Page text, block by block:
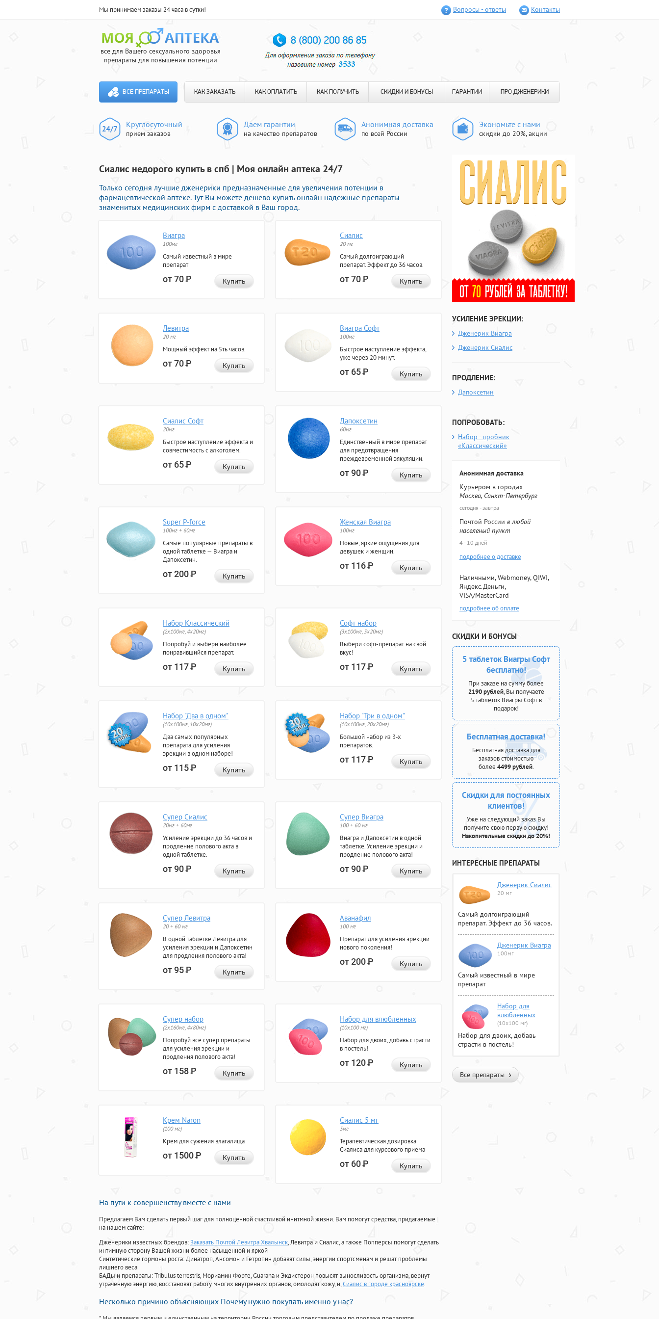
Мы принимаем заказы 24 часа в сутки! Вопросы - ответы Контакты
все для Вашего сексуального здоровья
препараты для повышения потенции
ВСЕ ПРЕПАРАТЫ КАК ЗАКАЗАТЬ КАК ОПЛАТИТЬ КАК ПОЛУЧИТЬ СКИДКИ И БОНУСЫ ГАРАНТИИ ПРО ДЖЕНЕРИКИ
Круглосуточный
прием заказов
Даем гарантии
на качество препаратов
Анонимная доставка
по всей России
Экономьте с нами
скидки до 20%, акции
Сиалис недорого купить в спб | Моя онлайн аптека 24/7
Только сегодня лучшие дженерики предназначенные для увеличения потенции в
фармацевтической аптеке. Тут Вы можете дешево купить онлайн надежные препараты
знаменитых медицинских фирм с доставкой в Ваш город.
Виагра
100мг
Самый известный в мире
препарат
от 70Р Купить
Сиалис
20 мг
Самый долгоиграющий
препарат. Эффект до 36 часов.
от 70Р Купить
Левитра
20 мг
Мощный эффект на 5ть часов.
от 70Р Купить
Виагра Софт
100мг
Быстрое наступление эффекта,
уже через 20 минут.
от 65Р Купить
Сиалис Софт
20мг
Быстрое наступление эффекта и
совместимость с алкоголем.
от 65Р Купить
Дапоксетин
60мг
Единственный в мире препарат
для предотвращения
преждевременной эякуляции.
от 90Р Купить
Super P-force
100мг + 60мг
Самые популярные препараты в
одной таблетке — Виагра и
Дапоксетин.
от 200Р Купить
Женская Виагра
100мг
Новые, яркие ощущения для
девушек и женщин.
от 116Р Купить
Набор Классический
(2x100мг, 4x20мг)
Попробуй и выбери наиболее
понравившийся препарат.
от 117Р Купить
Софт набор
(3x100мг, 3x20мг)
Выбери софт-препарат на свой
вкус!
от 117Р Купить
Набор "Два в одном"
(10x100мг, 10x20мг)
Два самых популярных
препарата для усиления
эрекции в одном наборе!
от 115Р Купить
Набор "Три в одном"
(10x100мг, 20x20мг)
Большой набор из 3-х
препаратов.
от 117Р Купить
Супер Сиалис
20мг + 60мг
Усиление эрекции до 36 часов и
продление полового акта в
одной таблетке.
от 90Р Купить
Супер Виагра
100 + 60 мг
Виагра и Дапоксетин в одной
таблетке. Усиление эрекции и
продление полового акта!
от 90Р Купить
Супер Левитра
20 + 60 мг
В одной таблетке Левитра для
усиления эрекции и Дапоксетин
для продления полового акта!
от 95Р Купить
Аванафил
100 мг
Препарат для усиления эрекции
нового поколения!
от 200Р Купить
Супер набор
(2х160мг, 4х80мг)
Попробуй все супер препараты
для усиления эрекции и
продления полового акта!
от 158Р Купить
Набор для влюбленных
(10х100 мг)
Набор для двоих, добавь страсти
в постель!
от 120Р Купить
Крем Naron
(100 мг)
Крем для сужения влагалища
от 1500Р Купить
Сиалис 5 мг
5мг
Терапевтическая дозировка
Сиалиса для курсового приема
от 60Р Купить
На пути к совершенству вместе с нами
Предлагаем Вам сделать первый шаг для полноценной счастливой инитмной жизни. Вам помогут средства, придагаемые
на нашем сайте:
Дженерики известных брендов:Заказать Почтой Левитра Хвалынск, Левитра и Сиалис, а также Попперсы помогут сделать
интимную сторону Вашей жизни более насыщенной и яркой
Синтетические гормоны роста: Динатроп, Ансомон и Гетропин добавят силы, энергии спортсменам и решат проблемы
лишнего веса
БАДы и препараты:Tribulus terrestris, Мориамин Форте, Guarana и Экдистерон повысят выносливость организма, вернут
утраченную энергию, восстановят работу многих внутренних органов, омолодят кожу, и,Сиалис в городе красноярске.
Несколько причино объясняющих Почему нужно покупать именно у нас?
УСИЛЕНИЕ ЭРЕКЦИИ:
Дженерик Виагра
Дженерик Сиалис
ПРОДЛЕНИЕ:
Дапоксетин
ПОПРОБОВАТЬ:
Набор - пробник
«Классический»
Анонимная доставка
Курьером в городах
Москва, Санкт-Петербург
сегодня - завтра
Почтой России в любой
населеный пункт
4 - 10 дней
подробнее о доставке
Наличными, Webmoney, QIWI,
Яндекс.Деньги,
VISA/MasterCard
подробнее об оплате
СКИДКИ И БОНУСЫ
5 таблеток Виагры Софт
бесплатно!
При заказе на сумму более
2190 рублей, Вы получаете
5 таблеток Виагры Софт в
подарок!
Бесплатная доставка!
Бесплатная доставка для
заказов стоимостью
более 4499 рублей.
Скидки для постоянных
клиентов!
Уже на следующий заказ Вы
получите свою первую скидку!
Накопительные скидки до 20%!
ИНТЕРЕСНЫЕ ПРЕПАРАТЫ
Дженерик Сиалис
20 мг
Самый долгоиграющий
препарат. Эффект до 36 часов.
Дженерик Виагра
100мг
Самый известный в мире
препарат
Набор для
влюбленных
(10х100 мг)
Набор для двоих, добавь
страсти в постель!
Все препараты